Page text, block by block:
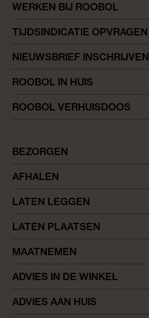
WERKEN BIJ ROOBOL
TIJDSINDICATIE OPVRAGEN
NIEUWSBRIEF INSCHRIJVEN
ROOBOL IN HUIS
ROOBOL VERHUISDOOS
BEZORGEN
AFHALEN
LATEN LEGGEN
LATEN PLAATSEN
MAATNEMEN
ADVIES IN DE WINKEL
ADVIES AAN HUIS